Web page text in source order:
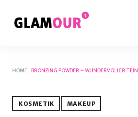
content
HOME BRONZING POWDER – WUNDERVOLLER
KOSMETIK MAKEUP